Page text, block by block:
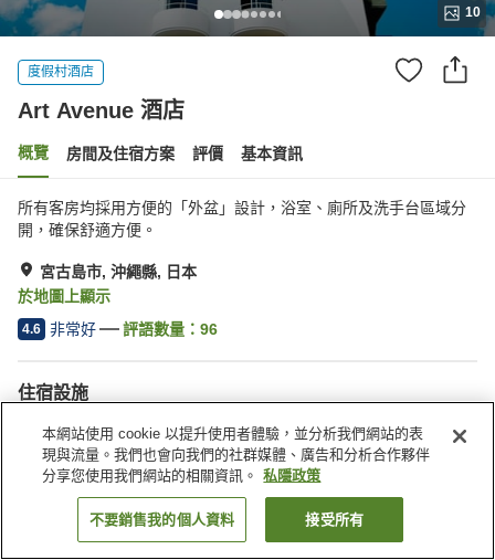
10
度假村酒店
Art Avenue 酒店
概覽 房間及住宿方案 評價 基本資訊
所有客房均採用方便的「外盆」設計，浴室、廁所及洗手台區域分
宮古島市, 沖繩縣, 日本
於地圖上顯示
4.6 非常好 評語數量： 96
住宿設施
停車場 餐廳
主頁 日本 沖繩縣 宮古島市 Art Avenue 酒店
找客房
本網站使用 cookie 以提升使用者體驗，並分析我們網站的表
現與流量。我們也會向我們的社群媒體、廣告和分析合作夥伴
分享您使用我們網站的相關資訊。
私隱政策
不要銷售我的個人資料 接受所有